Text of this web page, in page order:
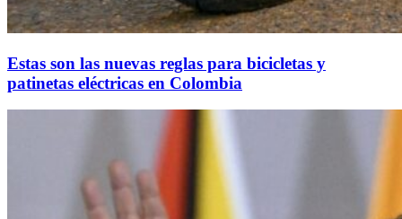
Estas son las nuevas reglas para bicicletas y
patinetas eléctricas en Colombia